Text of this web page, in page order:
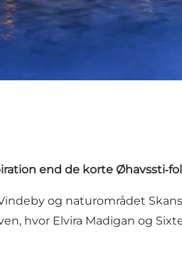
end de korte
og naturområdet
hvor Elvira Madigan og